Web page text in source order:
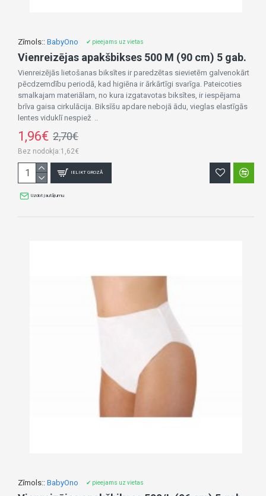
Zīmols:: BabyOno ✔ pieejams uz vietas
Vienreizējas apakšbikses 500 M (90 cm) 5 gab.
Vienreizējās lietošanas biksītes ir paredzētas sievietēm galvenokārt
pēcdzemdību periodā, kad higiēna ir ārkārtīgi svarīga. Pateicoties
smalkajam materiālam, no kura izgatavotas biksītes, ir iespējama
brīva gaisa cirkulācija. Biksīšu apdare nebojā ādu, vieglas elastīgās
lentes viduklī nespiež ..
1,96€ 2,70€
Bez nodokļa:1,62€
IELIKT GROZĀ
Uzdot jautājumu
Zīmols:: BabyOno ✔ pieejams uz vietas